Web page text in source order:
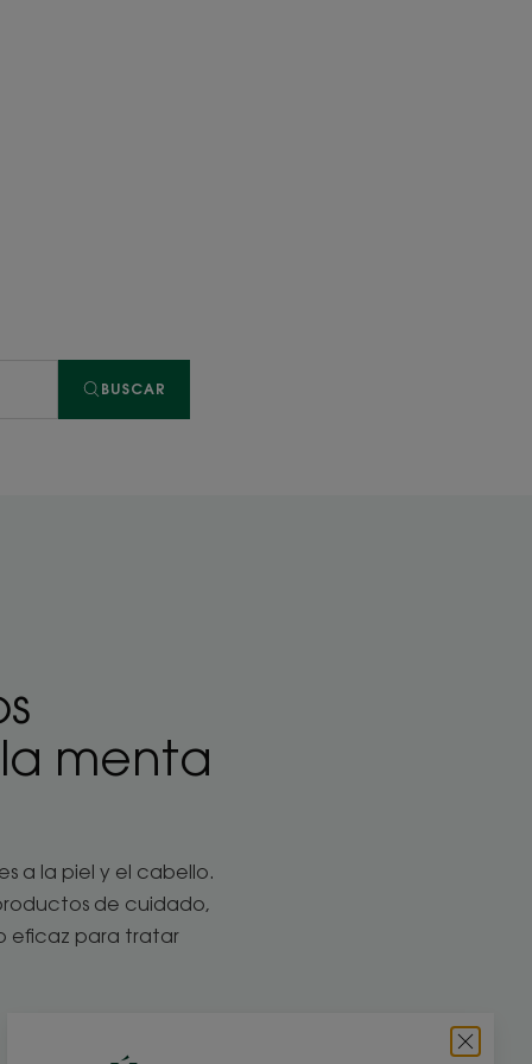
BUSCAR
menta
a la piel y el cabello.
de cuidado,
eficaz para tratar